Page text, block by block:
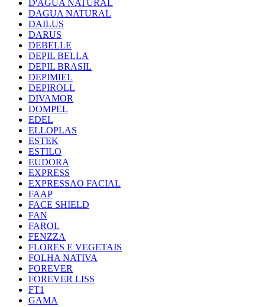
D'AGUA NATURAL
DAGUA NATURAL
DAILUS
DARUS
DEBELLE
DEPIL BELLA
DEPIL BRASIL
DEPIMIEL
DEPIROLL
DIVAMOR
DOMPEL
EDEL
ELLOPLAS
ESTEK
ESTILO
EUDORA
EXPRESS
EXPRESSAO FACIAL
FAAP
FACE SHIELD
FAN
FAROL
FENZZA
FLORES E VEGETAIS
FOLHA NATIVA
FOREVER
FOREVER LISS
FT1
GAMA